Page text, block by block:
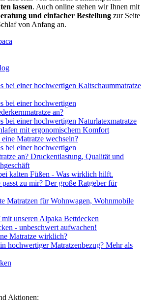
lassen. Auch online stehen wir Ihnen mit
und einfacher Bestellung zur Seite
von Anfang an.
bei einer hochwertigen Kaltschaummatratze
bei einer hochwertigen
an?
bei einer hochwertigen Naturlatexmatratze
mit ergonomischem Komfort
Matratze wechseln?
bei einer hochwertigen
an? Druckentlastung, Qualität und
kalten Füßen - Was wirklich hilft.
zu mir? Der große Ratgeber für
Matratzen für Wohnwagen, Wohnmobile
unseren Alpaka Bettdecken
- unbeschwert aufwachen!
Matratze wirklich?
hochwertiger Matratzenbezug? Mehr als
Aktionen: